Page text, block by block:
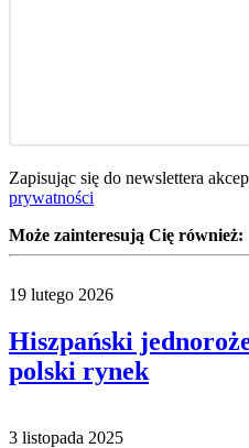
Zapisując się do newslettera
prywatności
Może zainteresują Cię również:
19 lutego 2026
Hiszpański
polski rynek
3 listopada 2025